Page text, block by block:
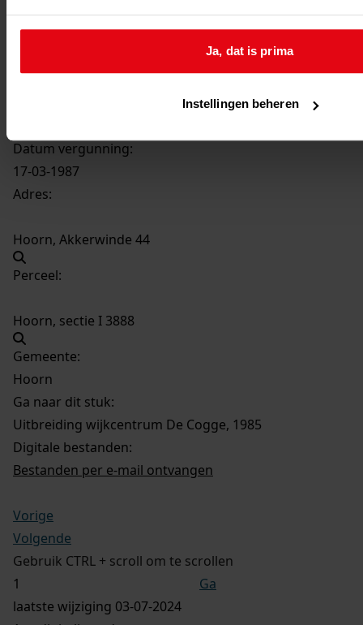
Ja, dat is prima
Instellingen beheren
141Uitbreiding wijkcentrum De Cogge, 1985
1985
Datum vergunning:
17-03-1987
Adres:
Hoorn, Akkerwinde 44
Perceel:
Hoorn, sectie I 3888
Gemeente:
Hoorn
Ga naar dit stuk:
Uitbreiding wijkcentrum De Cogge, 1985
Digitale bestanden:
Bestanden per e-mail ontvangen
Vorige
Volgende
Gebruik CTRL + scroll om te scrollen
Ga
laatste wijziging 03-07-2024